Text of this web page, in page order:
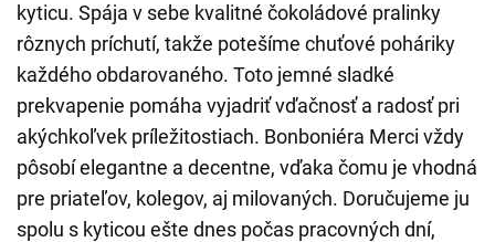
kyticu. Spája v sebe kvalitné čokoládové pralinky
rôznych príchutí, takže potešíme chuťové poháriky
každého obdarovaného. Toto jemné sladké
prekvapenie pomáha vyjadriť vďačnosť a radosť pri
akýchkoľvek príležitostiach. Bonboniéra Merci vždy
pôsobí elegantne a decentne, vďaka čomu je vhodná
pre priateľov, kolegov, aj milovaných. Doručujeme ju
spolu s kyticou ešte dnes počas pracovných dní,